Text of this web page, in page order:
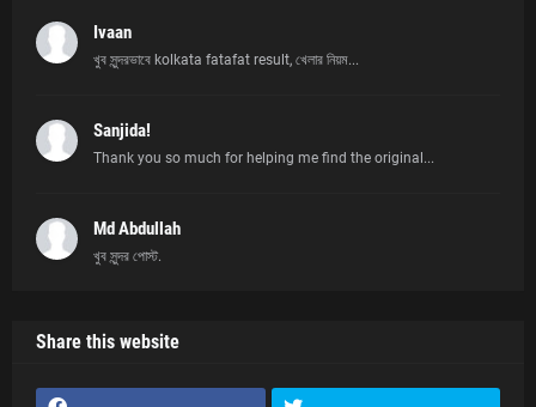
Ivaan
খুব সুন্দরভাবে kolkata fatafat result, খেলার নিয়ম...
Sanjida!
Thank you so much for helping me find the original...
Md Abdullah
খুব সুন্দর পোস্ট.
Share this website